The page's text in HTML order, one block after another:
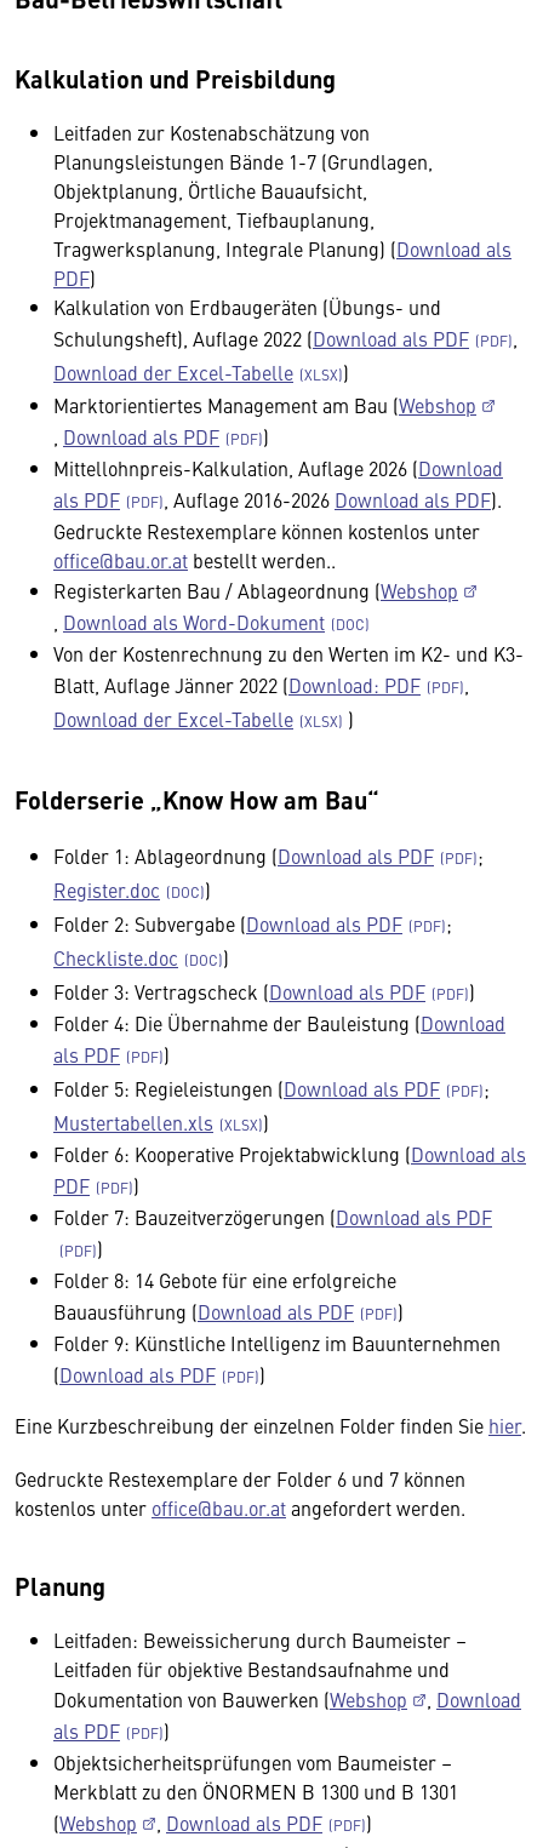
Kalkulation und Preisbildung
Leitfaden zur Kostenabschätzung von
Planungsleistungen Bände 1-7 (Grundlagen,
Objektplanung, Örtliche Bauaufsicht,
Projektmanagement, Tiefbauplanung,
Tragwerksplanung, Integrale Planung) (Download als
PDF)
Kalkulation von Erdbaugeräten (Übungs- und
Schulungsheft), Auflage 2022 (Download als PDF
Download der Excel-Tabelle
)
Marktorientiertes Management am Bau (Webshop
Download als PDF
)
Mittellohnpreis-Kalkulation, Auflage 2026 (Download
als PDF
, Auflage 2016-2026 Download als PDF).
Gedruckte Restexemplare können kostenlos unter
office@bau.or.at bestellt werden..
Registerkarten Bau / Ablageordnung (Webshop
Download als Word-Dokument
Von der Kostenrechnung zu den Werten im K2- und K3-
Blatt, Auflage Jänner 2022 (Download: PDF
Download der Excel-Tabelle
)
Folderserie „Know How am Bau“
Folder 1: Ablageordnung (Download als PDF
;
Register.doc
)
Folder 2: Subvergabe (Download als PDF
;
Checkliste.doc
)
Folder 3: Vertragscheck (Download als PDF
)
Folder 4: Die Übernahme der Bauleistung (Download
als PDF
)
Folder 5: Regieleistungen (Download als PDF
;
Mustertabellen.xls
)
Folder 6: Kooperative Projektabwicklung (Download als
PDF
)
Folder 7: Bauzeitverzögerungen (Download als PDF
)
Folder 8: 14 Gebote für eine erfolgreiche
Bauausführung (Download als PDF
)
Folder 9: Künstliche Intelligenz im Bauunternehmen
(Download als PDF
)
Eine Kurzbeschreibung der einzelnen Folder finden Sie hier.
Gedruckte Restexemplare der Folder 6 und 7 können
kostenlos unter office@bau.or.atangefordert werden.
Planung
Leitfaden: Beweissicherung durch Baumeister –
Leitfaden für objektive Bestandsaufnahme und
Dokumentation von Bauwerken (Webshop
Download
als PDF
)
Objektsicherheitsprüfungen vom Baumeister –
Merkblatt zu den ÖNORMEN B 1300 und B 1301
(Webshop Download als PDF
)